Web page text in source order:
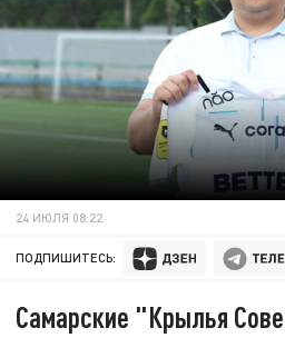
24 ИЮЛЯ 08:22
ПОДПИШИТЕСЬ:
Самарские "Крылья